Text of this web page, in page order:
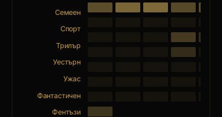
Семеен
Спорт
Трилър
Уестърн
Ужас
Фантастичен
Фентъзи